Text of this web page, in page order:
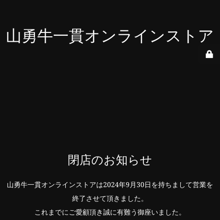
山勇牛一貫オンラインストア
閉店のお知らせ
山勇牛一貫オンラインストアは2024年9月30日を持ちまして営業を
終了させて頂きました。
これまでにご愛顧頂き誠に有難う御座いました。